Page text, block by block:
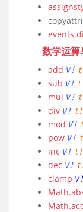
数学运算
add V！ t
sub V！ t
mul V！ t
div V！ t！
mod V！
pow V！ t
inc V！ t！
dec V！ t
clamp V！